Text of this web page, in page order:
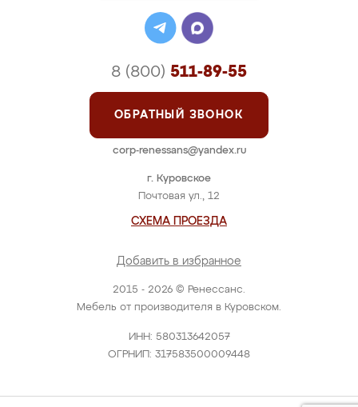
2015 - 2026 © Ренессанс.
Мебель от производителя в Куровском.
ИНН: 580313642057
ОГРНИП: 317583500009448
г. Куровское
Почтовая ул., 12
СХЕМА ПРОЕЗДА
Добавить в избранное
8 (800) 511-89-55
ОБРАТНЫЙ ЗВОНОК
corp-renessans@yandex.ru